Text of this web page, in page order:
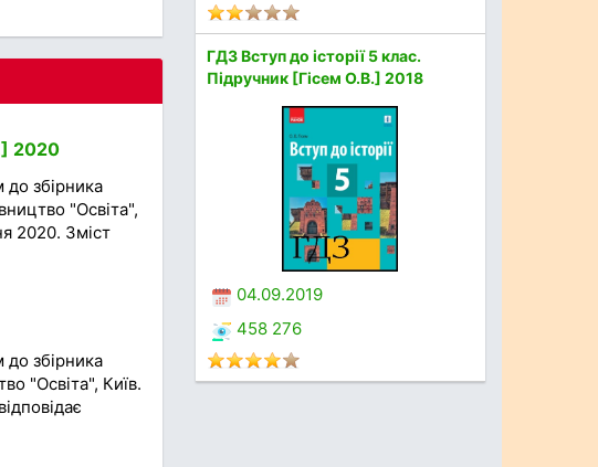
2020
збірника
"Освіта",
2020. Зміст
збірника
"Освіта", Київ.
ГДЗ Вступ до історії 5 клас.
Підручник [Гісем О.В.] 2018
04.09.2019
458 276